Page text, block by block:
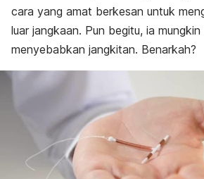
cara yang amat berkesan untuk
luar jangkaan. Pun begitu, ia
menyebabkan jangkitan. Benarkah?